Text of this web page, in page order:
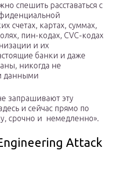
спешить расставаться с
счетах, картах, суммах,
пин-кодах, CVC-кодах
и их
банки и даже
никогда не
данными
запрашивают эту
и сейчас прямо по
срочно и немедленно».
Attack